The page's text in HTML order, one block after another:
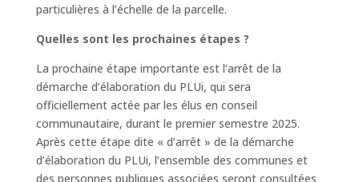
particulières à l’échelle de la parcelle.
Quelles sont les prochaines étapes ?
La prochaine étape importante est l’arrêt de la
démarche d’élaboration du PLUi, qui sera
officiellement actée par les élus en conseil
communautaire, durant le premier semestre 2025.
Après cette étape dite « d’arrêt » de la démarche
d’élaboration du PLUi, l’ensemble des communes et
des personnes publiques associées seront consultées